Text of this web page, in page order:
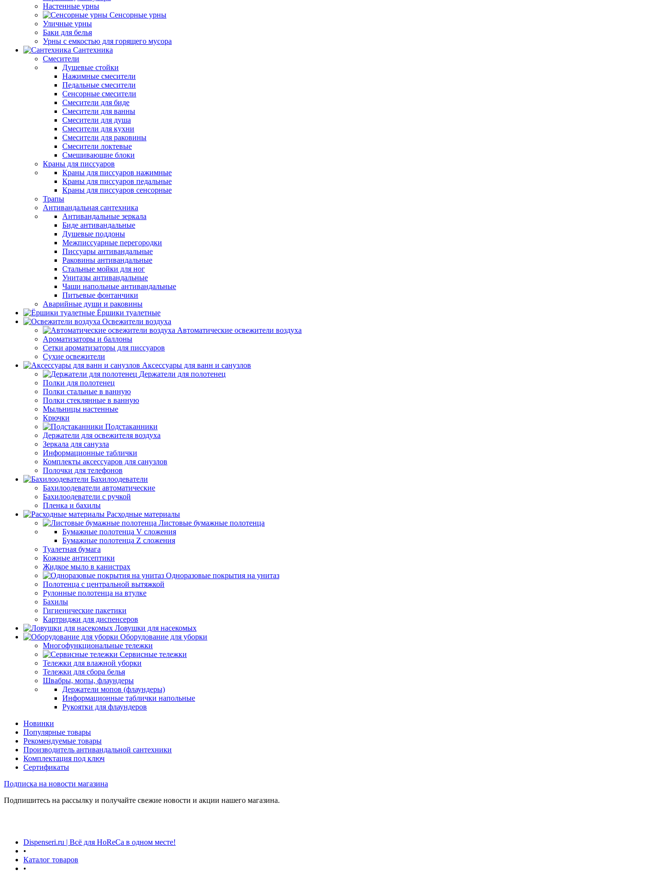
Настенные урны
Сенсорные урны
Уличные урны
Баки для белья
Урны с емкостью для горящего мусора
Сантехника
Смесители
Душевые стойки
Нажимные смесители
Педальные смесители
Сенсорные смесители
Смесители для биде
Смесители для ванны
Смесители для душа
Смесители для кухни
Смесители для раковины
Смесители локтевые
Смешивающие блоки
Краны для писсуаров
Краны для писсуаров нажимные
Краны для писсуаров педальные
Краны для писсуаров сенсорные
Трапы
Антивандальная сантехника
Антивандальные зеркала
Биде антивандальные
Душевые поддоны
Межписсуарные перегородки
Писсуары антивандальные
Раковины антивандальные
Стальные мойки для ног
Унитазы антивандальные
Чаши напольные антивандальные
Питьевые фонтанчики
Аварийные души и раковины
Ёршики туалетные
Освежители воздуха
Автоматические освежители воздуха
Ароматизаторы и баллоны
Сетки ароматизаторы для писсуаров
Сухие освежители
Аксессуары для ванн и санузлов
Держатели для полотенец
Полки для полотенец
Полки стальные в ванную
Полки стеклянные в ванную
Мыльницы настенные
Крючки
Подстаканники
Держатели для освежителя воздуха
Зеркала для санузла
Информационные таблички
Комплекты аксессуаров для санузлов
Полочки для телефонов
Бахилоодеватели
Бахилоодеватели автоматические
Бахилоодеватели с ручкой
Пленка и бахилы
Расходные материалы
Листовые бумажные полотенца
Бумажные полотенца V сложения
Бумажные полотенца Z сложения
Туалетная бумага
Кожные антисептики
Жидкое мыло в канистрах
Одноразовые покрытия на унитаз
Полотенца с центральной вытяжкой
Рулонные полотенца на втулке
Бахилы
Гигиенические пакетики
Картриджи для диспенсеров
Ловушки для насекомых
Оборудование для уборки
Многофункциональные тележки
Сервисные тележки
Тележки для влажной уборки
Тележки для сбора белья
Швабры, мопы, флаундеры
Держатели мопов (флаундеры)
Информационные таблички напольные
Рукоятки для флаундеров
Новинки
Популярные товары
Рекомендуемые товары
Производитель антивандальной сантехники
Комплектация под ключ
Сертификаты
Подписка на новости магазина
Подпишитесь на рассылку и получайте свежие новости и акции нашего магазина.
Dispenseri.ru | Всё для HoReCa в одном месте!
•
Каталог товаров
•